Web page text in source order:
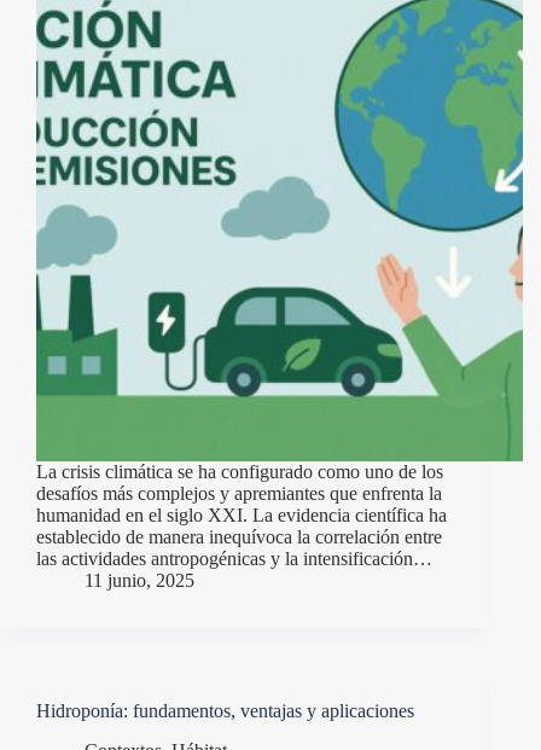
La crisis climática se ha configurado como uno de los
desafíos más complejos y apremiantes que enfrenta la
humanidad en el siglo XXI. La evidencia científica ha
establecido de manera inequívoca la correlación entre
las actividades antropogénicas y la intensificación…
11 junio, 2025
Hidroponía: fundamentos, ventajas y aplicaciones